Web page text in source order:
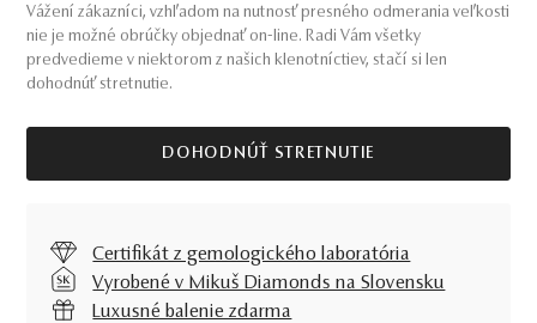
Vážení zákazníci, vzhľadom na nutnosť presného odmerania veľkosti
nie je možné obrúčky objednať on-line. Radi Vám všetky
predvedieme v niektorom z našich klenotníctiev, stačí si len
dohodnúť stretnutie.
DOHODNÚŤ STRETNUTIE
Certifikát z gemologického laboratória
Vyrobené v Mikuš Diamonds na Slovensku
Luxusné balenie zdarma